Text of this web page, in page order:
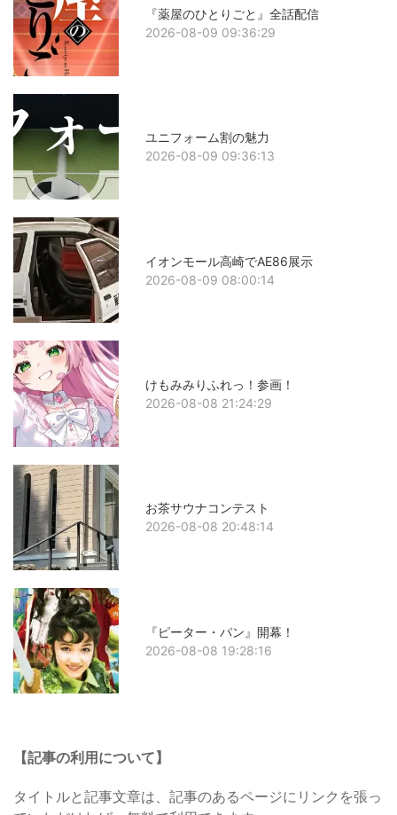
『薬屋のひとりごと』全話配信
2026-08-09 09:36:29
ユニフォーム割の魅力
2026-08-09 09:36:13
イオンモール高崎でAE86展示
2026-08-09 08:00:14
けもみみりふれっ！参画！
2026-08-08 21:24:29
お茶サウナコンテスト
2026-08-08 20:48:14
『ピーター・パン』開幕！
2026-08-08 19:28:16
【記事の利用について】
タイトルと記事文章は、記事のあるページにリンクを張っ